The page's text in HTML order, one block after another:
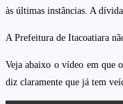
às últimas instâncias. A
A Prefeitura de Itacoatiara
Veja abaixo o vídeo em que
diz claramente que já tem